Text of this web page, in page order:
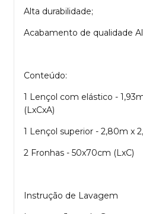
Alta durabilidade;
Acabamento de qualidade
Conteúdo:
1 Lençol com elástico -
(LxCxA)
1 Lençol superior - 2,80m x
2 Fronhas - 50x70cm (LxC)
Instrução de Lavagem